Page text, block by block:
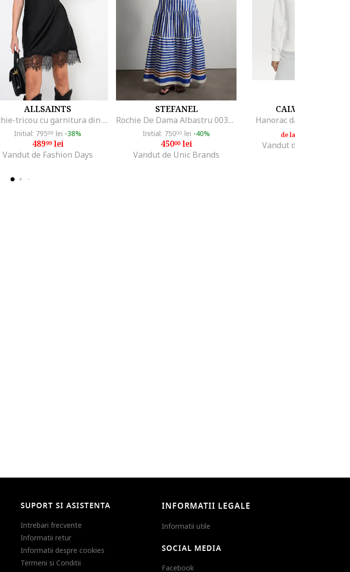
ALLSAINTS
Rochie-tricou cu garnitura din dantela, Negru
Initial: 79599 lei -38%
48999lei
Vandut de Fashion Days
STEFANEL
Rochie De Dama Albastru 003571127
Initial: 75000 lei -40%
45000lei
Vandut de Unic Brands
CALVIN KLEIN
Hanorac dama alb, cu
de la
Vandut de MODIVO SA
SUPORT SI ASISTENTA
Intrebari frecvente
Informatii retur
Informatii despre cookies
Termeni si Conditii
INFORMATII LEGALE
Informatii utile
SOCIAL MEDIA
Facebook